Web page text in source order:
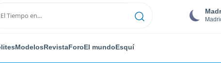
ModelosRevistaForoEl mundoEsquí